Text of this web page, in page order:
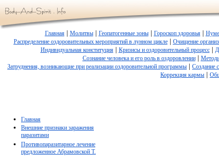
Главная| Молитвы| Геопатогенные зоны| Гороскоп здоровья|
Распределение оздоровительных мероприятий в лунном цикле| Очищение
Индивидуальная конституция| Кризисы и оздоровительный процесс|
Сознание человека и его роль в оздоровлении|
Затруднения, возникающие при реализации оздоровительной программы | Создание
Коррекция кармы |
Главная
Внешние признаки заражения
паразитами
Противопаразитарное лечение
предложенное Абрамовской Т.